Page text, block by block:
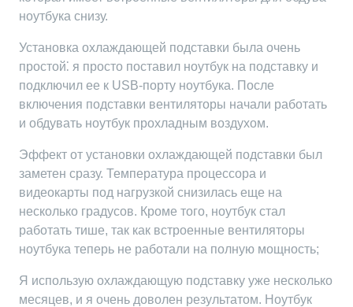
ноутбука снизу.
Установка охлаждающей подставки была очень
простой⁚ я просто поставил ноутбук на подставку и
подключил ее к USB-порту ноутбука. После
включения подставки вентиляторы начали работать
и обдувать ноутбук прохладным воздухом.
Эффект от установки охлаждающей подставки был
заметен сразу. Температура процессора и
видеокарты под нагрузкой снизилась еще на
несколько градусов. Кроме того, ноутбук стал
работать тише, так как встроенные вентиляторы
ноутбука теперь не работали на полную мощность;
Я использую охлаждающую подставку уже несколько
месяцев, и я очень доволен результатом. Ноутбук